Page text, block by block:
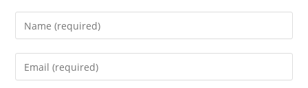
Enter
your
name
Enter
your